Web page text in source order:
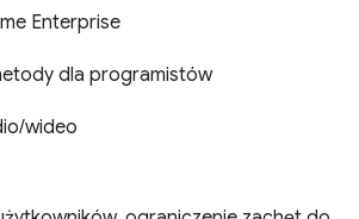
Enterprise
dla programistów
wideo